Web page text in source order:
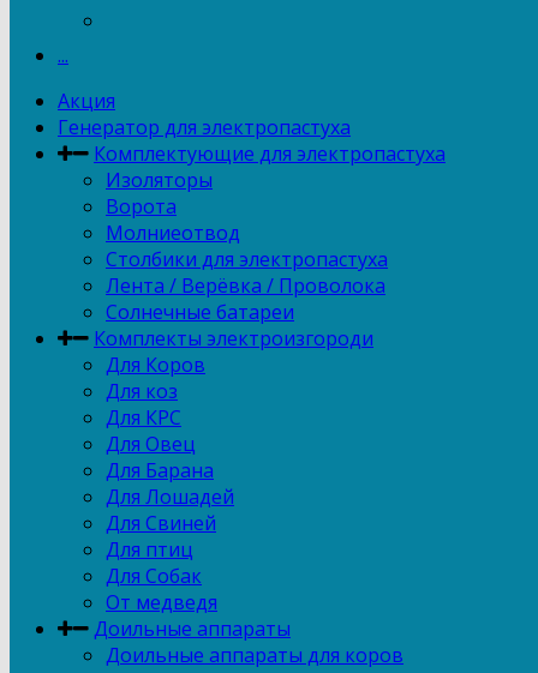
...
Акция
Генератор для электропастуха
Комплектующие для электропастуха
Изоляторы
Ворота
Молниеотвод
Столбики для электропастуха
Лента / Верёвка / Проволока
Солнечные батареи
Комплекты электроизгороди
Для Коров
Для коз
Для КРС
Для Овец
Для Барана
Для Лошадей
Для Свиней
Для птиц
Для Собак
От медведя
Доильные аппараты
Доильные аппараты для коров